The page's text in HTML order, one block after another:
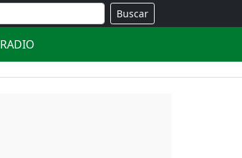
Buscar
RADIO